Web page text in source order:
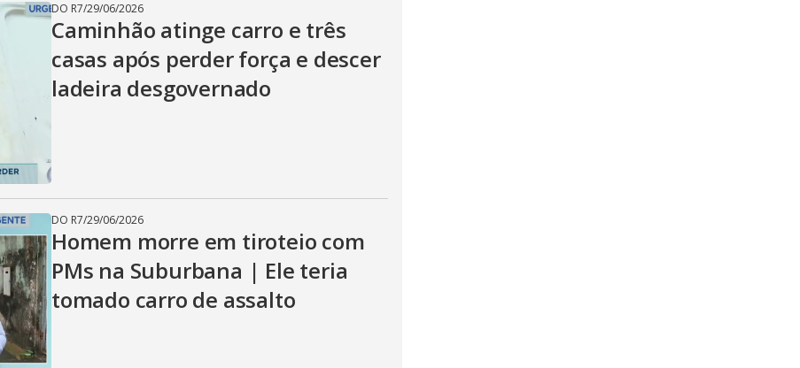
DO R7/29/06/2026
Caminhão atinge carro e três
casas após perder força e descer
ladeira desgovernado
DO R7/29/06/2026
Homem morre em tiroteio com
PMs na Suburbana | Ele teria
tomado carro de assalto